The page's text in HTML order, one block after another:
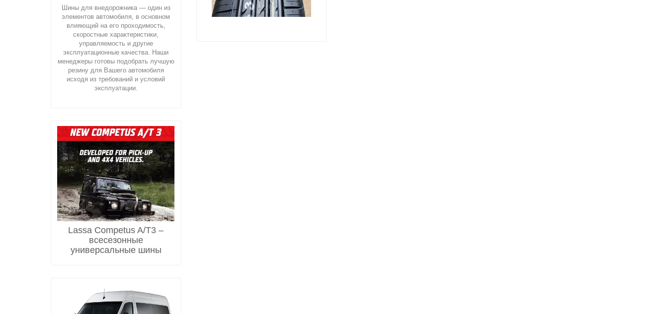
Шины для внедорожника — один из
элементов автомобиля, в основном
влияющий на его проходимость,
скоростные характеристики,
управляемость и другие
эксплуатационные качества. Наши
менеджеры готовы подобрать лучшую
резину для Вашего автомобиля
исходя из требований и условий
эксплуатации.
Lassa Competus A/T3 –
всесезонные
универсальные шины